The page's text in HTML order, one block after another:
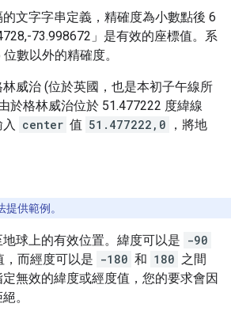
文字字串定義，精確度為小數點後 6
73.998672」是有效的座標值。系
數以外的精確度。
威治 (位於英國，也是本初子午線所
於格林威治位於 51.477222 度緯線
center 值 51.477222,0
，將地
供範例。
球上的有效位置。緯度可以是 -90
，而經度可以是 -180 和 180 之間
無效的緯度或經度值，您的要求會因
。